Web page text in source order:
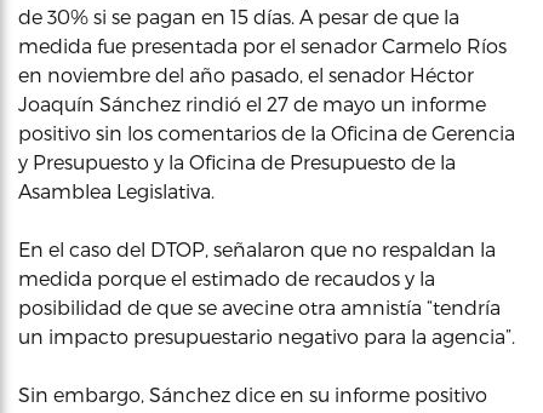
de 30% si se pagan en 15 días. A pesar de que la
medida fue presentada por el senador Carmelo Ríos
en noviembre del año pasado, el senador Héctor
Joaquín Sánchez rindió el 27 de mayo un informe
positivo sin los comentarios de la Oficina de Gerencia
y Presupuesto y la Oficina de Presupuesto de la
Asamblea Legislativa.
En el caso del DTOP, señalaron que no respaldan la
medida porque el estimado de recaudos y la
posibilidad de que se avecine otra amnistía “tendría
un impacto presupuestario negativo para la agencia”.
Sin embargo, Sánchez dice en su informe positivo